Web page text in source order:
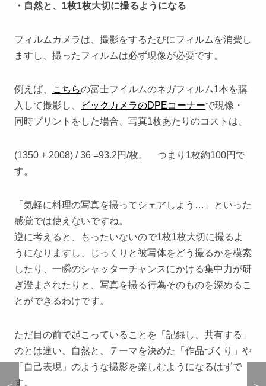
・自然と、1枚1枚大切に撮るようになる
フィルムカメラは、撮影をするたびにフィルムを消費し
ますし、撮ったフィルムは必ず現像が必要です。
例えば、 こちらの富士フイルムのネガフィルム1本を購
入して撮影し、
ビックカメラのDPEコーナーで現像・
同時プリントをした場合、写真1枚あたりのコストは、
(1350 + 2008) / 36 =93.2円/枚。 つまり1枚約100円で
す。
「気軽に料理の写真を撮ってシェアしよう…」といった
感覚では使えないですね。
逆に考えると、もったいないので1枚1枚大切に撮るよ
うになりますし、じっくりと被写体をどう撮るかを模索
したり、一瞬のシャッターチャンスにかける集中力が研
ぎ澄まされたりと、写真を撮る行為そのものを深めるこ
とができるわけです。
ただ目の前で起こっていることを「記録し、共有する」
のとは違い、自然と、テーマを決めた「作品づくり」や
「自己表現」のような撮影を楽しむようになるはずで
す。